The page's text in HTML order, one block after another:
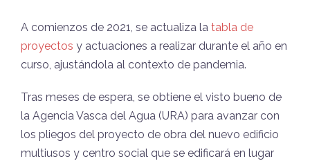
A comienzos de 2021, se actualiza la tabla de
proyectos y actuaciones a realizar durante el año en
curso, ajustándola al contexto de pandemia.
Tras meses de espera, se obtiene el visto bueno de
la Agencia Vasca del Agua (URA) para avanzar con
los pliegos del proyecto de obra del nuevo edificio
multiusos y centro social que se edificará en lugar